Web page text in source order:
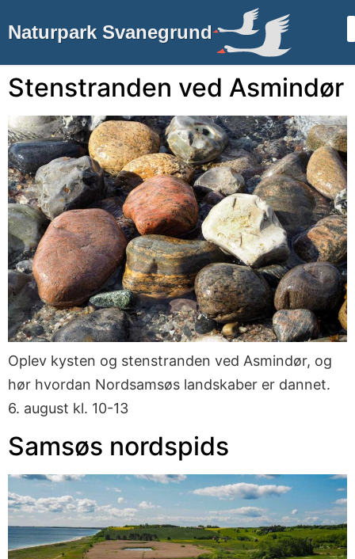
Naturpark Svanegrund
Stenstranden ved Asmindør
Oplev kysten og stenstranden ved Asmindør, og
hør hvordan Nordsamsøs landskaber er dannet.
6. august kl. 10-13
Samsøs nordspids